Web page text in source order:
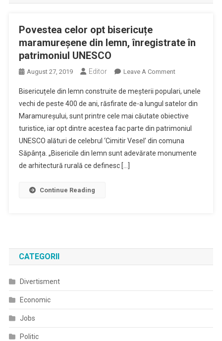
Povestea celor opt bisericuțe
maramureșene din lemn, înregistrate în
patrimoniul UNESCO
August 27, 2019 Editor Leave A CommentOn
Celor
Opt
Bisericuțe
Maramureșene
Din
Lemn,
Bisericuțele din lemn construite de meșterii populari, unele
vechi de peste 400 de ani, răsfirate de-a lungul satelor din
Maramureșului, sunt printre cele mai căutate obiective
turistice, iar opt dintre acestea fac parte din patrimoniul
UNESCO alături de celebrul ‘Cimitir Vesel’ din comuna
Săpânța. „Bisericile din lemn sunt adevărate monumente
de arhitectură rurală ce definesc […]
Continue Reading
CATEGORII
Divertisment
Economic
Jobs
Politic